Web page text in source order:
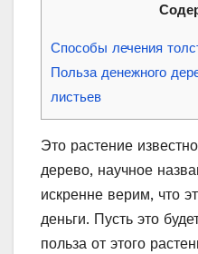
Способы лечения
Польза денежного
листьев
Это растение
дерево, научное
искренне верим, что
деньги. Пусть это
польза от этого